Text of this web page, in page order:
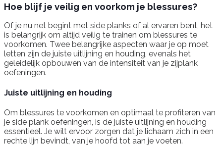
Hoe blijf je veilig en voorkom je blessures?
Of je nu net begint met side planks of al ervaren bent, het
is belangrijk om altijd veilig te trainen om blessures te
voorkomen. Twee belangrijke aspecten waar je op moet
letten zijn de juiste uitlijning en houding, evenals het
geleidelijk opbouwen van de intensiteit van je zijplank
oefeningen.
Juiste uitlijning en houding
Om blessures te voorkomen en optimaal te profiteren van
je side plank oefeningen, is de juiste uitlijning en houding
essentieel. Je wilt ervoor zorgen dat je lichaam zich in een
rechte lijn bevindt, van je hoofd tot aan je voeten.